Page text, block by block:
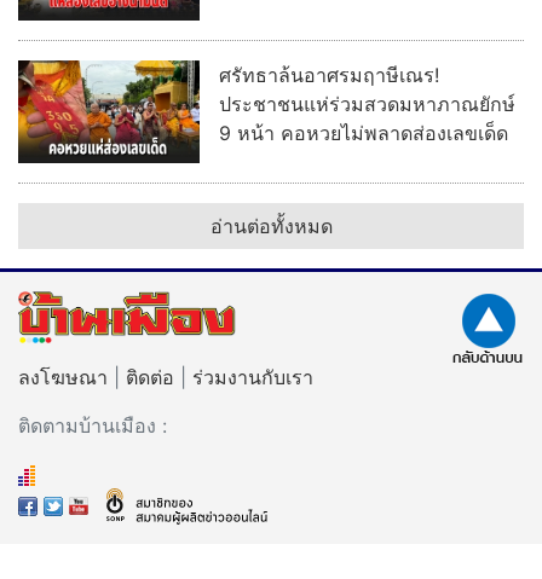
ลงโฆษณา|ติดต่อ|ร่วมงานกับเรา
ติดตามบ้านเมือง :